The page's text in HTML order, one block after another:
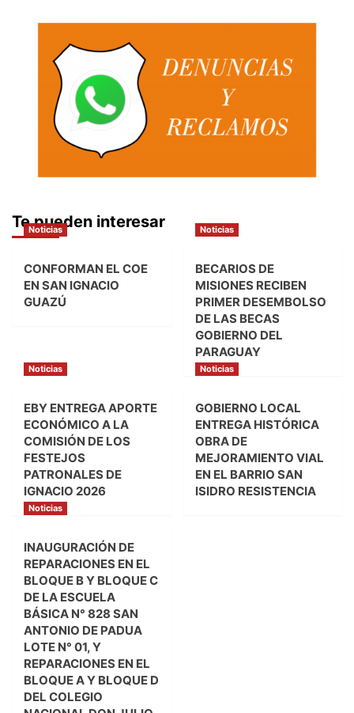
Te pueden interesar
Noticias
CONFORMAN EL COE
EN SAN IGNACIO
GUAZÚ
Noticias
BECARIOS DE
MISIONES RECIBEN
PRIMER DESEMBOLSO
DE LAS BECAS
GOBIERNO DEL
PARAGUAY
Noticias
EBY ENTREGA APORTE
ECONÓMICO A LA
COMISIÓN DE LOS
FESTEJOS
PATRONALES DE
IGNACIO 2026
Noticias
GOBIERNO LOCAL
ENTREGA HISTÓRICA
OBRA DE
MEJORAMIENTO VIAL
EN EL BARRIO SAN
ISIDRO RESISTENCIA
Noticias
INAUGURACIÓN DE
REPARACIONES EN EL
BLOQUE B Y BLOQUE C
DE LA ESCUELA
BÁSICA N° 828 SAN
ANTONIO DE PADUA
LOTE N° 01, Y
REPARACIONES EN EL
BLOQUE A Y BLOQUE D
DEL COLEGIO